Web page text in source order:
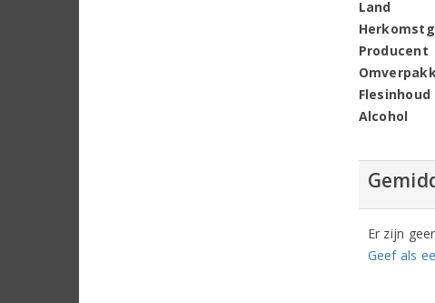
Land
Producent
Flesinhoud
Alcohol
Er zijn
Geef als